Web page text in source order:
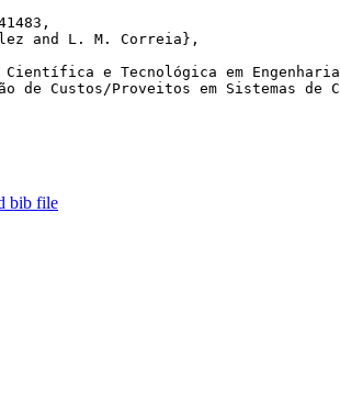
and L. M. Correia},
e Tecnológica em
de Custos/Proveitos em Sistemas de
bib file